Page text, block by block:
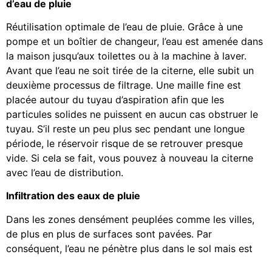
d’eau de pluie
Réutilisation optimale de l’eau de pluie. Grâce à une
pompe et un boîtier de changeur, l’eau est amenée dans
la maison jusqu’aux toilettes ou à la machine à laver.
Avant que l’eau ne soit tirée de la citerne, elle subit un
deuxième processus de filtrage. Une maille fine est
placée autour du tuyau d’aspiration afin que les
particules solides ne puissent en aucun cas obstruer le
tuyau. S’il reste un peu plus sec pendant une longue
période, le réservoir risque de se retrouver presque
vide. Si cela se fait, vous pouvez à nouveau la citerne
avec l’eau de distribution.
Infiltration des eaux de pluie
Dans les zones densément peuplées comme les villes,
de plus en plus de surfaces sont pavées. Par
conséquent, l’eau ne pénètre plus dans le sol mais est